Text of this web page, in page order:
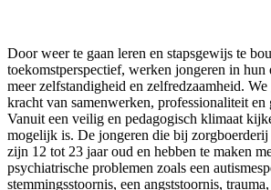
Door weer te gaan leren en stapsgewijs te
toekomstperspectief, werken jongeren in hun
meer zelfstandigheid en zelfredzaamheid.
kracht van samenwerken, professionaliteit en
Vanuit een veilig en pedagogisch klimaat
mogelijk is. De jongeren die bij
zijn 12 tot 23 jaar oud en hebben te maken
psychiatrische problemen zoals een
stemmingsstoornis, een angststoornis,